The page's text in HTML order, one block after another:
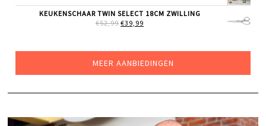
WAS:
€725,00.
IS:
KEUKENSCHAAR TWIN SELECT 18CM ZWILLING
€52,99 OORSPRONKELIJKE
€39,99
MEER AANBIEDINGEN